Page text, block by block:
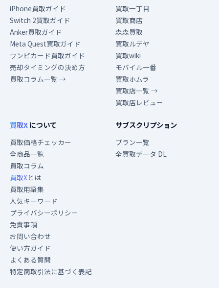
iPhone買取ガイド
Switch 2買取ガイド
Anker買取ガイド
Meta Quest買取ガイド
ワンピカード買取ガイド
売却タイミングの決め方
買取コラム一覧 →
買取一丁目
買取商店
森森買取
買取ルデヤ
買取wiki
モバイル一番
買取ホムラ
買取店一覧 →
買取店レビュー
買取Xについて
買取価格チェッカー
全商品一覧
買取コラム
買取Xとは
買取用語集
人気キーワード
プライバシーポリシー
免責事項
お問い合わせ
使い方ガイド
よくある質問
特定商取引法に基づく表記
サブスクリプション
プラン一覧
全買取データ DL